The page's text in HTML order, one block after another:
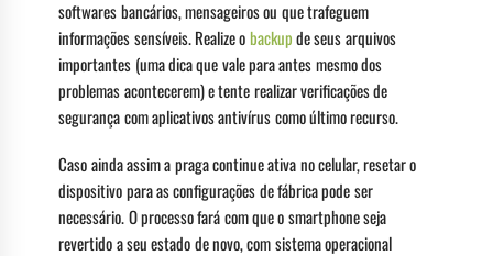
softwares bancários, mensageiros ou que trafeguem
informações sensíveis. Realize obackupde seus arquivos
importantes (uma dica que vale para antes mesmo dos
problemas acontecerem) e tente realizar verificações de
segurança com aplicativos antivírus como último recurso.
Caso ainda assim a praga continue ativa no celular, resetar o
dispositivo para as configurações de fábrica pode ser
necessário. O processo fará com que o smartphone seja
revertido a seu estado de novo, com sistema operacional